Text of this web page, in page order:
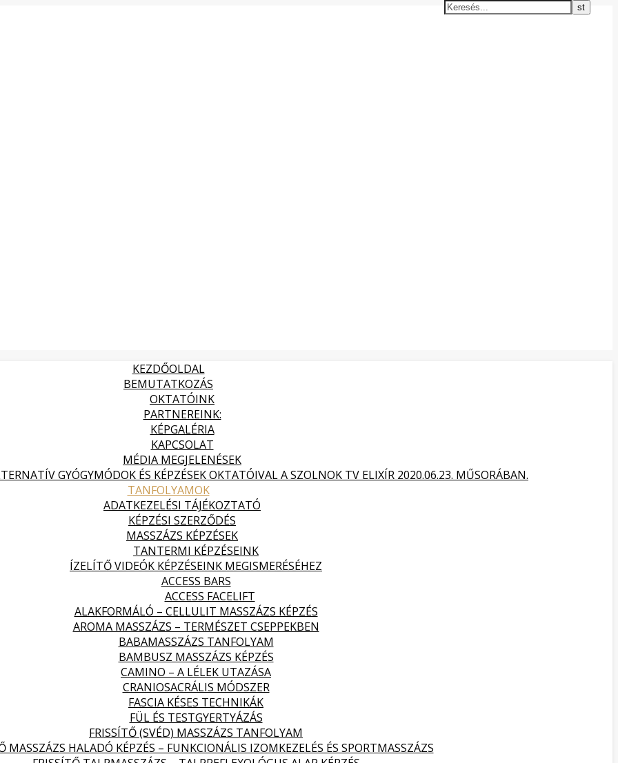
KEZDŐOLDAL
BEMUTATKOZÁS
OKTATÓINK
PARTNEREINK:
KÉPGALÉRIA
KAPCSOLAT
MÉDIA MEGJELENÉSEK
GYÓGYMÓDOK ÉS KÉPZÉSEK OKTATÓIVAL A SZOLNOK TV ELIXÍR 2020.06.23. MŰSORÁBAN.
TANFOLYAMOK
ADATKEZELÉSI TÁJÉKOZTATÓ
KÉPZÉSI SZERZŐDÉS
MASSZÁZS KÉPZÉSEK
TANTERMI KÉPZÉSEINK
ÍZELÍTŐ VIDEÓK KÉPZÉSEINK MEGISMERÉSÉHEZ
ACCESS BARS
ACCESS FACELIFT
ALAKFORMÁLÓ – CELLULIT MASSZÁZS KÉPZÉS
AROMA MASSZÁZS – TERMÉSZET CSEPPEKBEN
BABAMASSZÁZS TANFOLYAM
BAMBUSZ MASSZÁZS KÉPZÉS
CAMINO – A LÉLEK UTAZÁSA
CRANIOSACRÁLIS MÓDSZER
FASCIA KÉSES TECHNIKÁK
FÜL ÉS TESTGYERTYÁZÁS
FRISSÍTŐ (SVÉD) MASSZÁZS TANFOLYAM
MASSZÁZS HALADÓ KÉPZÉS – FUNKCIONÁLIS IZOMKEZELÉS ÉS SPORTMASSZÁZS